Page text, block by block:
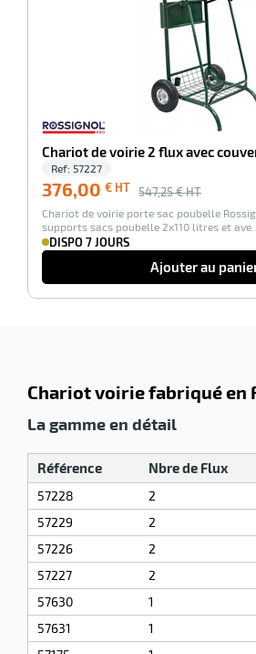
Chariot de voirie 2 flux avec
Ref: 57227
376,00 € HT 547,25 € HT
Chariot de voirie porte sac poubelle
supports sacs poubelle 2x110 litres et ave…
DISPO 7 JOURS
Ajouter au
Chariot voirie fabriqué en
La gamme en détail
Référence Nbre de Flux
57228 2
57229
2
57226
2
57227
2
57630
1
57631
1